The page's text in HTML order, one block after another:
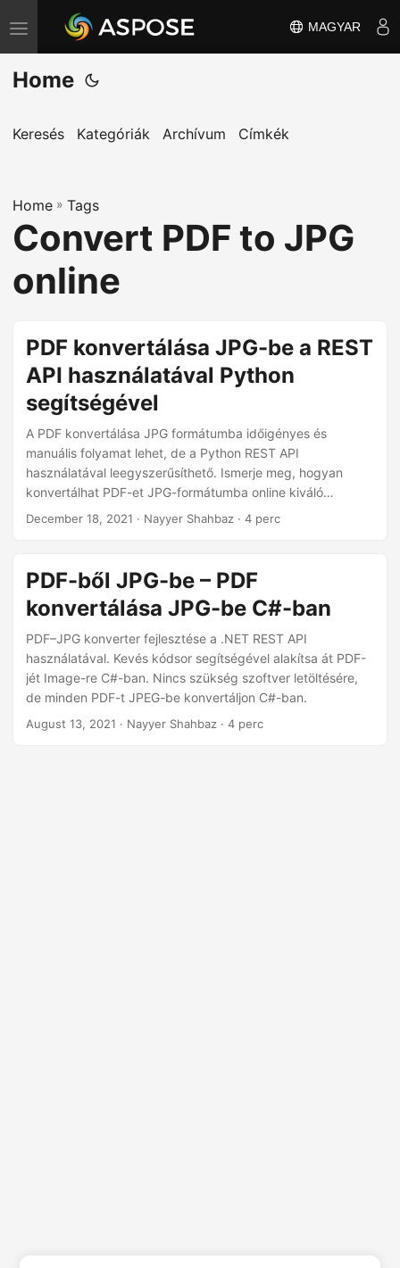
T
o
g
l
a
v
i
g
o
MAGYAR
Home
Keresés Kategóriák Archívum Címkék
Home » Tags
Convert PDF to JPG
online
PDF konvertálása JPG-be a REST
API használatával Python
segítségével
A PDF konvertálása JPG formátumba időigényes és
manuális folyamat lehet, de a Python REST API
használatával leegyszerűsíthető. Ismerje meg, hogyan
konvertálhat PDF-et JPG-formátumba online kiváló
minőségben. A PDF-ből JPG formátumba online
búcsút a kézi konvertálásnak, és kezdje el könnyedén
konvertálni a PDF-et képpé!
December 18, 2021 · Nayyer Shahbaz · 4 perc
PDF-ből JPG-be – PDF
konvertálása JPG-be C#-ban
PDF–JPG konverter fejlesztése a .NET REST API
használatával. Kevés kódsor segítségével alakítsa át PDF-
jét Image-re C#-ban. Nincs szükség szoftver letöltésére,
de minden PDF-t JPEG-be konvertáljon C#-ban.
August 13, 2021 · Nayyer Shahbaz · 4 perc